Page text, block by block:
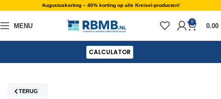
Augustuskorting – 40% korting op alle Kreisel-producten!
MENU
0
0.00
CALCULATOR
TERUG